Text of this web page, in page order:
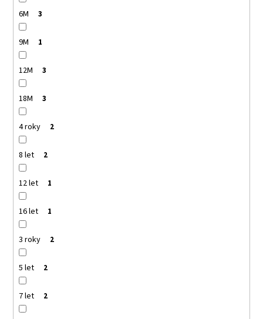
6M 3
9M 1
12M 3
18M 3
4 roky 2
8 let 2
12 let 1
16 let 1
3 roky 2
5 let 2
7 let 2